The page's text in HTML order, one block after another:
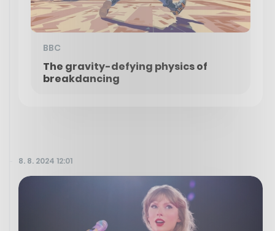
BBC
The gravity-defying physics of
breakdancing
8. 8. 2024 12:01